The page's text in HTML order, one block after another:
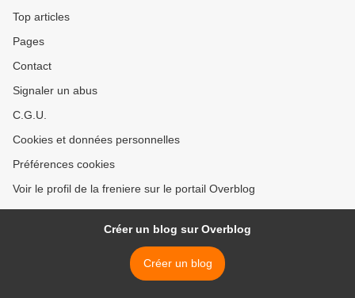
Top articles
Pages
Contact
Signaler un abus
C.G.U.
Cookies et données personnelles
Préférences cookies
Voir le profil de la freniere sur le portail Overblog
Créer un blog sur Overblog
Créer un blog